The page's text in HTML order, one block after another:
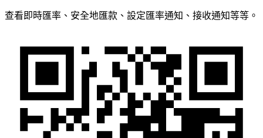
查看即時匯率、安全地匯款、設定匯率通知、接收通知等等。